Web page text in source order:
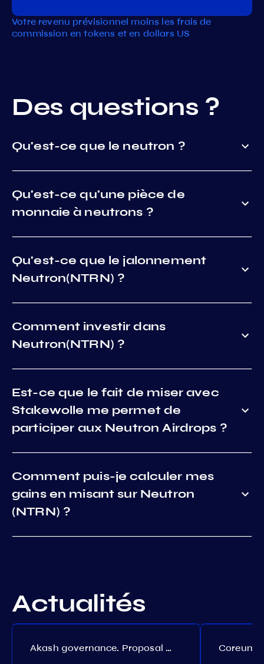
Votre revenu prévisionnel moins les frais de
commission en tokens et en dollars US
Des questions ?
Qu'est-ce que le neutron ?
Qu'est-ce qu'une pièce de
monnaie à neutrons ?
Qu'est-ce que le jalonnement
Neutron(NTRN) ?
Comment investir dans
Neutron(NTRN) ?
Est-ce que le fait de miser avec
Stakewolle me permet de
participer aux Neutron Airdrops ?
Comment puis-je calculer mes
gains en misant sur Neutron
(NTRN) ?
Actualités
Akash governance. Proposal №308